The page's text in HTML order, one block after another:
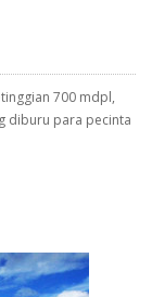
700 mdpl,
diburu para pecinta